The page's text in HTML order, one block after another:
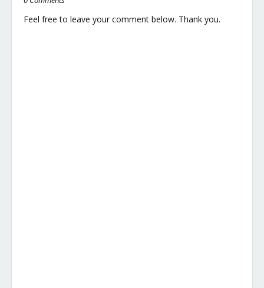
Feel free to leave your comment below. Thank you.